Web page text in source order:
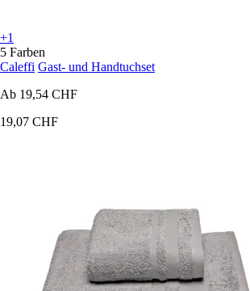
+1
5 Farben
Caleffi Gast- und Handtuchset
Ab 19,54 CHF
19,07 CHF